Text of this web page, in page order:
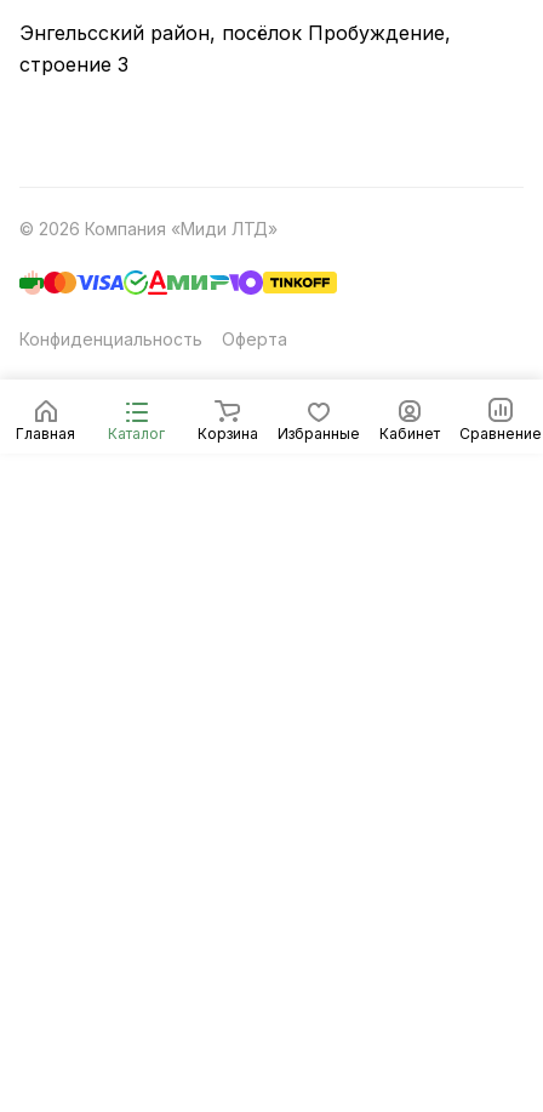
Главная Каталог Корзина Избранные Кабинет Сравнение
Энгельсский район, посёлок Пробуждение,
строение 3
© 2026 Компания «Миди ЛТД»
Конфиденциальность Оферта